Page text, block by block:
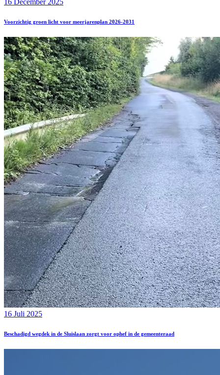
Voorzichtig groen licht voor meerjarenplan 2026-2031
16 Juli 2025
Beschadigd wegdek in de Sluislaan zorgt voor ophef in de gemeenteraad